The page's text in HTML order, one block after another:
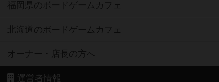
福岡県のボードゲームカフェ
北海道のボードゲームカフェ
オーナー・店長の方へ
運営者情報